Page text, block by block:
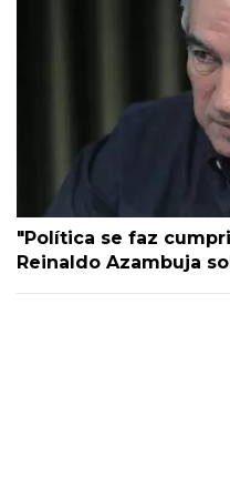
"Política se faz
Reinaldo Azambuja